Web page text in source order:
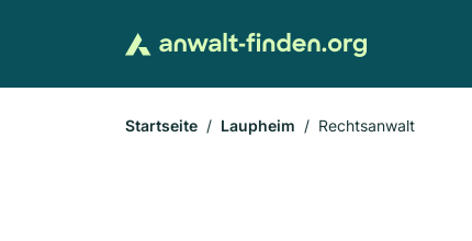
Startseite Laupheim Rechtsanwalt